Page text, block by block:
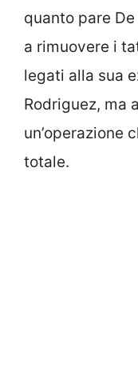
quanto pare
a rimuovere i
legati alla sua
Rodriguez, ma
un’operazione
totale.